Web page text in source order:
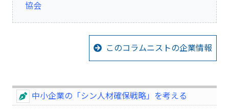
協会
このコラムニストの企業情報
中小企業の「シン人材確保戦略」を考える